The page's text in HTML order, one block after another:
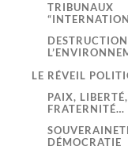
TRIBUNAUX
LE RÉVEIL
PAIX, LIBERTÉ,
FRATERNITÉ…
DÉMOCRATIE